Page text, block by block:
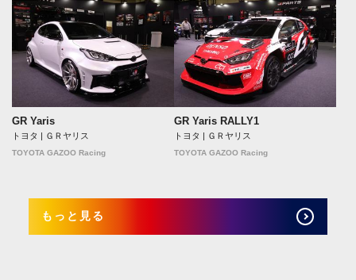
GR Yaris
トヨタ | ＧＲヤリス
TOYOTA GAZOO Racing
GR Yaris RALLY1
トヨタ | ＧＲヤリス
TOYOTA GAZOO Racing
もっと見る